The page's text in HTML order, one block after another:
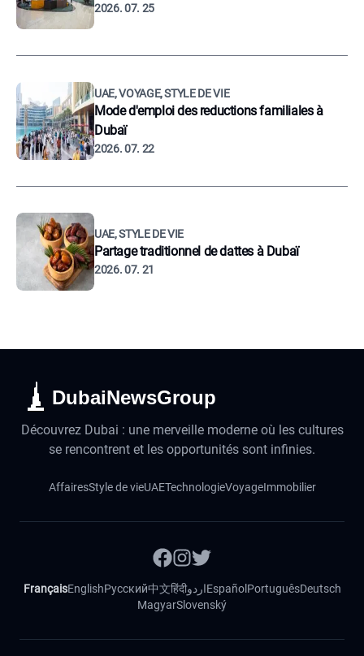
2026. 07. 25
UAE, VOYAGE, STYLE DE VIE
Mode d'emploi des reductions familiales à
Dubaï
2026. 07. 22
UAE, STYLE DE VIE
Partage traditionnel de dattes à Dubaï
2026. 07. 21
DubaiNewsGroup
Découvrez Dubai : une merveille moderne où les cultures
se rencontrent et les opportunités sont infinies.
AffairesStyle de vieUAETechnologieVoyageImmobilier
FrançaisEnglishРусский中文हिंदीاردوEspañol PortuguêsDeutsch
MagyarSlovenský